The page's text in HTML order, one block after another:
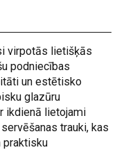
virpotās lietišķās
podniecības
un estētisko
glazūru
ikdienā lietojami
trauki, kas
praktisku